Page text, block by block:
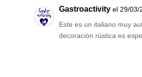
Gastroactivity el 29/03/
Este es un italiano muy
decoración rústica es